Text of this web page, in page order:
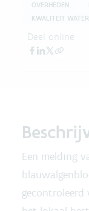
OVERHEDEN
KWALITEIT
Deel online
Een melding